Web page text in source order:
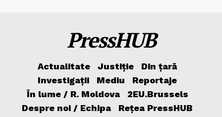
PressHUB
Actualitate Justiție
Din țară
Investigații
Mediu
Reportaje
În lume / R. Moldova
2EU.Brussels
Despre noi / Echipa
Rețea PressHUB